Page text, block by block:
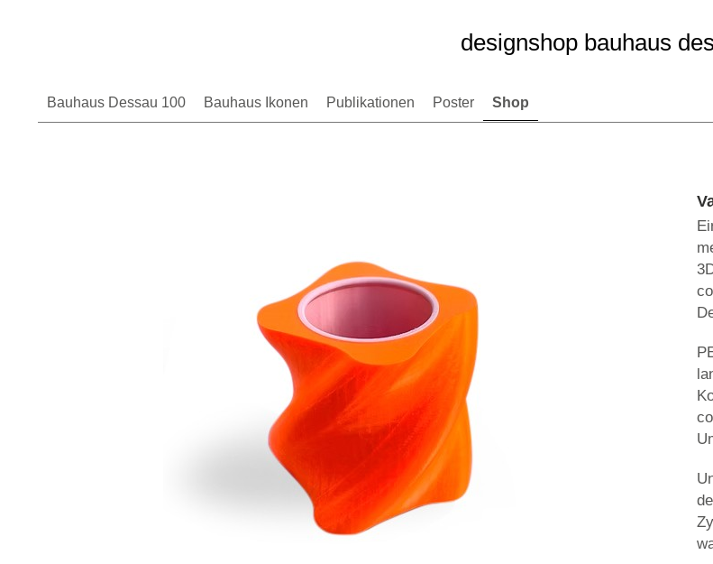
designshop bauhaus
Bauhaus Dessau 100 Bauhaus Ikonen Publikationen Poster Shop